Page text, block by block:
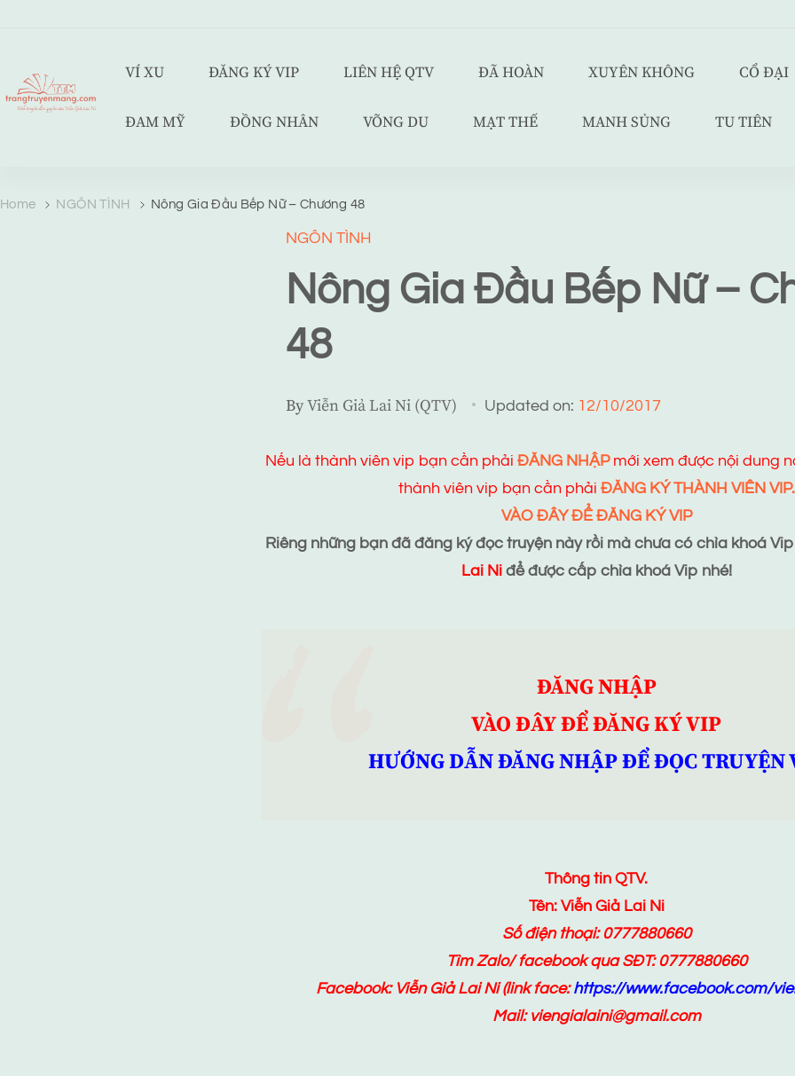
VÍ XU ĐĂNG KÝ VIP LIÊN HỆ QTV ĐÃ HOÀN XUYÊN KHÔNG CỔ ĐẠI
ĐAM MỸ ĐỒNG NHÂN VÕNG DU MẠT THẾ MANH SỦNG TU TIÊN
Home NGÔN TÌNH Nông Gia Đầu Bếp Nữ – Chương 48
NGÔN TÌNH
Nông Gia Đầu Bếp Nữ –
48
ByViễn Giả Lai Ni (QTV) Updated on: 12/10/2017
Nếu là thành viên vip bạn cần phải ĐĂNG NHẬPmới xem được nội dung
thành viên vip bạn cần phải ĐĂNG KÝ THÀNH VIÊN VIP.
VÀO ĐÂY ĐỂ ĐĂNG KÝ VIP
Riêng những bạn đã đăng ký đọc truyện này rồi mà chưa có chìa khoá
Lai Ni để được cấp chìa khoá Vip nhé!
ĐĂNG NHẬP
VÀO ĐÂY ĐỂ ĐĂNG KÝ VIP
HƯỚNG DẪN ĐĂNG NHẬP ĐỂ ĐỌC TRUYỆN
Thông tin QTV.
Tên: Viễn Giả Lai Ni
Số điện thoại: 0777880660
Tìm Zalo/ facebook qua SĐT: 0777880660
Facebook: Viễn Giả Lai Ni(link face:https://www.facebook.com/
Mail: viengialaini@gmail.com